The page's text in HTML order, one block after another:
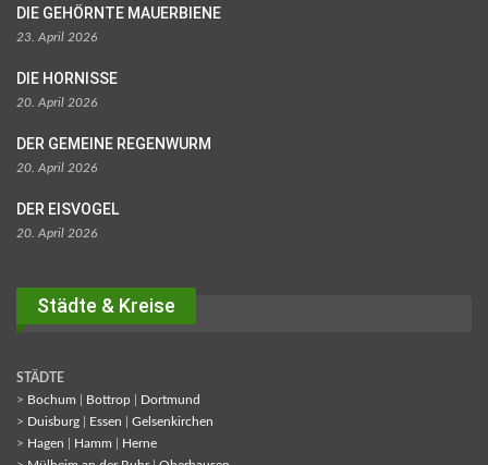
DIE GEHÖRNTE MAUERBIENE
23. April 2026
DIE HORNISSE
20. April 2026
DER GEMEINE REGENWURM
20. April 2026
DER EISVOGEL
20. April 2026
Städte & Kreise
STÄDTE
> Bochum Bottrop
Dortmund
> Duisburg Essen
Gelsenkirchen
> Hagen Hamm
Herne